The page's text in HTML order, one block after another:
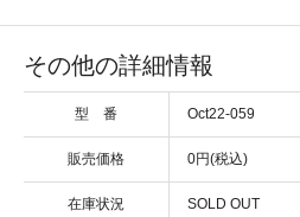
その他の詳細情報
型 番 Oct22-059
販売価格 0円(税込)
在庫状況 SOLD OUT